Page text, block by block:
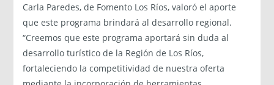
Carla Paredes, de Fomento Los Ríos, valoró el aporte
que este programa brindará al desarrollo regional.
“Creemos que este programa aportará sin duda al
desarrollo turístico de la Región de Los Ríos,
fortaleciendo la competitividad de nuestra oferta